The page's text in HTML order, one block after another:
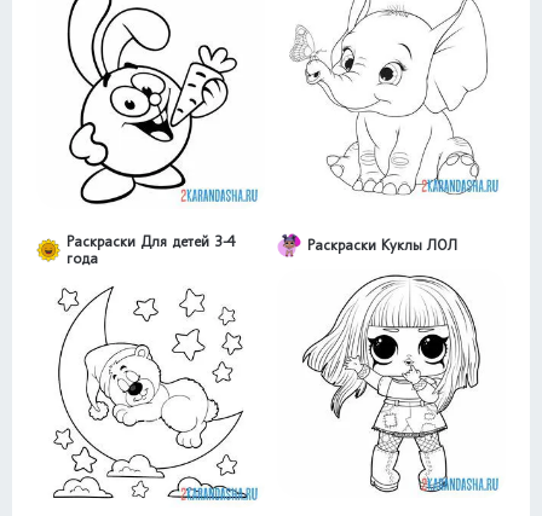
Раскраски Для детей 3-4
года
Раскраски Куклы ЛОЛ